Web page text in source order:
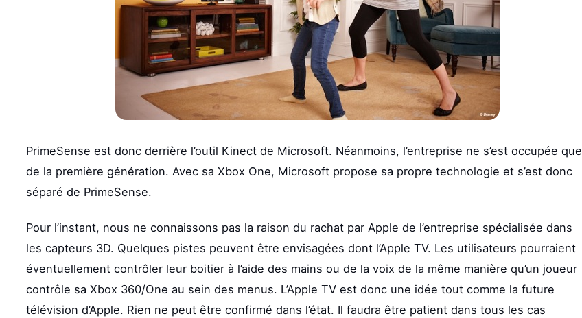
PrimeSense est donc derrière l’outil Kinect de Microsoft. Néanmoins, l’entreprise ne s’est occupée que
de la première génération. Avec sa Xbox One, Microsoft propose sa propre technologie et s’est donc
séparé de PrimeSense.
Pour l’instant, nous ne connaissons pas la raison du rachat par Apple de l’entreprise spécialisée dans
les capteurs 3D. Quelques pistes peuvent être envisagées dont l’Apple TV. Les utilisateurs pourraient
éventuellement contrôler leur boitier à l’aide des mains ou de la voix de la même manière qu’un joueur
contrôle sa Xbox 360/One au sein des menus. L’Apple TV est donc une idée tout comme la future
télévision d’Apple. Rien ne peut être confirmé dans l’état. Il faudra être patient dans tous les cas